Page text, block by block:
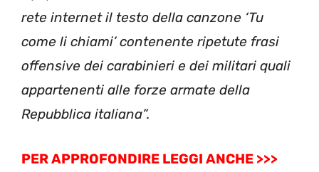
rete internet il testo della canzone ‘Tu
come li chiami’ contenente ripetute frasi
offensive dei carabinieri e dei militari quali
appartenenti alle forze armate della
Repubblica italiana”.
PER APPROFONDIRE LEGGI ANCHE >>>